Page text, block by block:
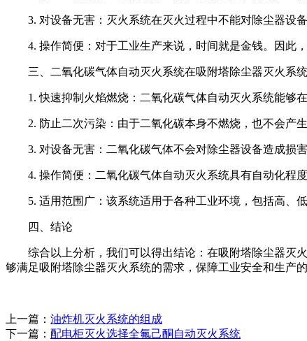
3. 对设备无害：灭火系统在灭火过程中不能对除尘器设
4. 操作简便：对于工业生产来说，时间就是金钱。因此
三、二氧化碳气体自动灭火系统在吸附塔除尘器灭火系
1. 快速抑制火焰燃烧：二氧化碳气体自动灭火系统能够
2. 防止二次污染：由于二氧化碳本身不燃烧，也不会产
3. 对设备无害：二氧化碳气体不会对除尘器设备造成损
4. 操作简便：二氧化碳气体自动灭火系统具有自动化程
5. 适用范围广：该系统适用于各种工业环境，包括高、
四、结论
综合以上分析，我们可以得出结论：在吸附塔除尘器灭
够满足吸附塔除尘器灭火系统的需求，保障工业安全和生产
上一篇： 油炸机灭火系统的组成
下一篇： 配电柜灭火选择全氟己酮自动灭火系统